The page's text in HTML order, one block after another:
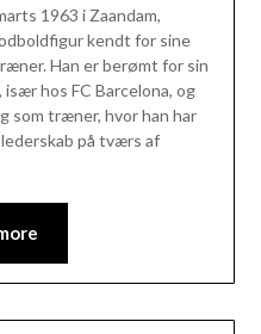
1963 i Zaandam,
kendt for sine
Han er berømt for sin
hos FC Barcelona, og
som træner, hvor han har
på tværs af